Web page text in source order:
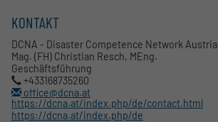
KONTAKT
DCNA - Disaster Competence Network Austria
Mag. (FH) Christian Resch, MEng.
Geschäftsführung
+433168735260
office@dcna.at
https://dcna.at/index.php/de/contact.html
https://dcna.at/index.php/de